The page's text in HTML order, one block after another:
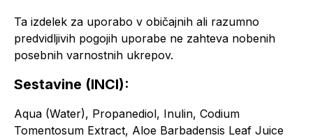
Ta izdelek za uporabo v običajnih ali razumno
predvidljivih pogojih uporabe ne zahteva nobenih
posebnih varnostnih ukrepov.
Sestavine (INCI):
Aqua (Water), Propanediol, Inulin, Codium
Tomentosum Extract, Aloe Barbadensis Leaf Juice